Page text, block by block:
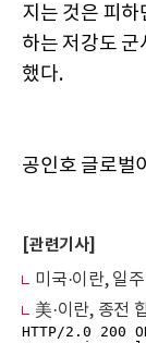
지는 것은 피
하는 저강도
했다.
공인호 글로
[관련기사]
미국·이란, 일
美·이란, 종전